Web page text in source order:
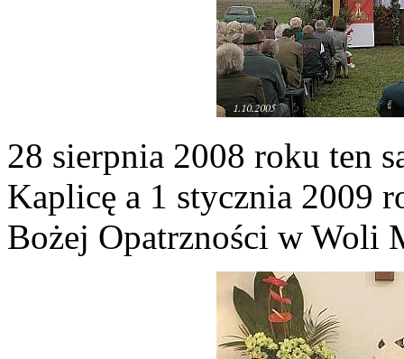
28 sierpnia 2008 roku ten
Kaplicę a 1 stycznia 2009
Bożej Opatrzności w Woli